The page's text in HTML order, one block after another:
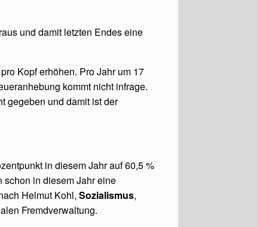
und damit letzten Endes eine
Kopf erhöhen. Pro Jahr um 17
kommt nicht infrage.
gegeben und damit ist der
in diesem Jahr auf 60,5 %
schon in diesem Jahr eine
Helmut Kohl, Sozialismus,
Fremdverwaltung.